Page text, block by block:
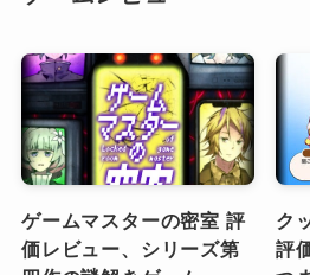
ゲームマスターの密室 評
価レビュー、シリーズ第
ク
評